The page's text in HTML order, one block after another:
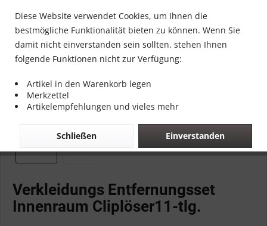
Verkleidungs Entfernungsset
Innenraum Cliplöser11-tlg.
Diese Website verwendet Cookies, um Ihnen die
bestmögliche Funktionalität bieten zu können. Wenn Sie
damit nicht einverstanden sein sollten, stehen Ihnen
folgende Funktionen nicht zur Verfügung:
Artikel in den Warenkorb legen
Merkzettel
Artikelempfehlungen und vieles mehr
Einverstanden
Schließen